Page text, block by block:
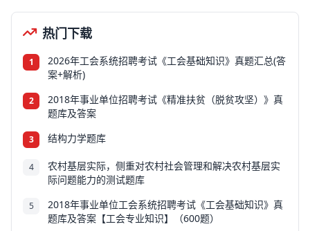
热门下载
1
2026年工会系统招聘考试《工会基础知识》真题汇总(答
案+解析)
2
2018年事业单位招聘考试《精准扶贫（脱贫攻坚）》真
题库及答案
3 结构力学题库
4
农村基层实际，侧重对农村社会管理和解决农村基层实
际问题能力的测试题库
5
2018年事业单位工会系统招聘考试《工会基础知识》真
题库及答案【工会专业知识】（600题）